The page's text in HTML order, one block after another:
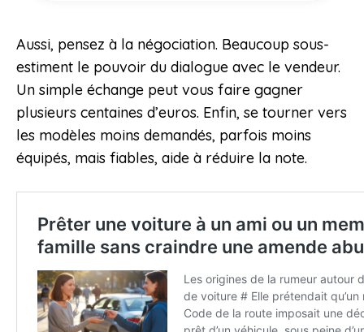
Aussi, pensez à la négociation. Beaucoup sous-
estiment le pouvoir du dialogue avec le vendeur.
Un simple échange peut vous faire gagner
plusieurs centaines d’euros. Enfin, se tourner vers
les modèles moins demandés, parfois moins
équipés, mais fiables, aide à réduire la note.